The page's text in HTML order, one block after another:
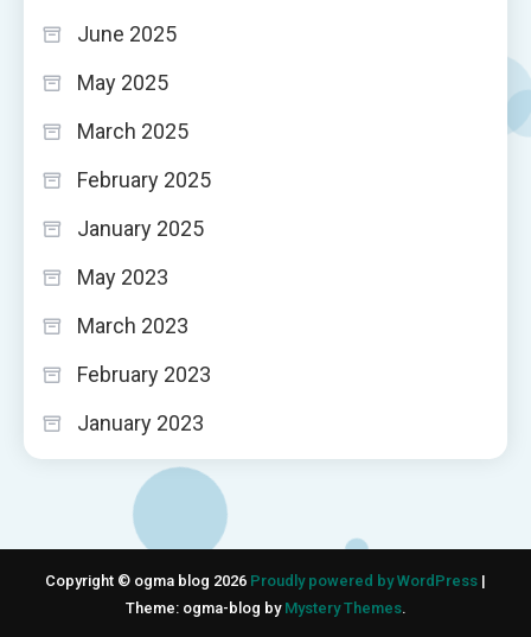
June 2025
May 2025
March 2025
February 2025
January 2025
May 2023
March 2023
February 2023
January 2023
Copyright © ogma blog 2026 Proudly powered by WordPress |
Theme: ogma-blog by Mystery Themes.